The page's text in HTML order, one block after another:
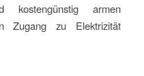
armen
Zugang zu Elektrizität